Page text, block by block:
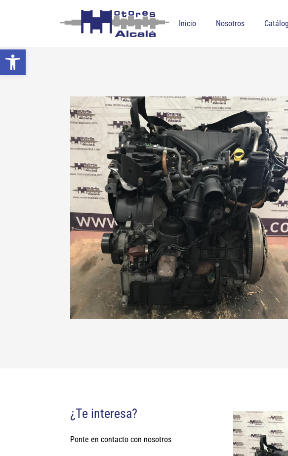
Abrir barra de herramientas
Inicio Nosotros
¿Te interesa?
Ponte en contacto con nosotros